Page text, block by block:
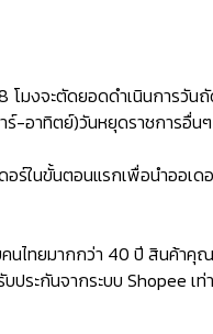
มงจะตัดยอดดำเนินการวันถั
ร์-อาทิตย์)วันหยุดราชการอื่นๆ
ร์ในขั้นตอนแรกเพื่อนำออ
นไทยมากกว่า 40 ปี สินค้า
ประกันจากระบบ Shopee เท่